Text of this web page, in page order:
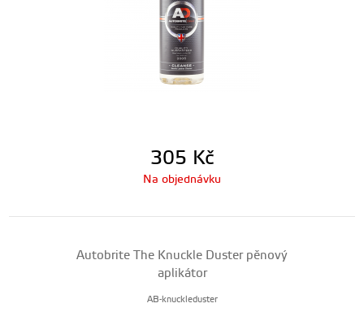
305 Kč
Na objednávku
Autobrite The Knuckle Duster pěnový
aplikátor
AB-knuckleduster